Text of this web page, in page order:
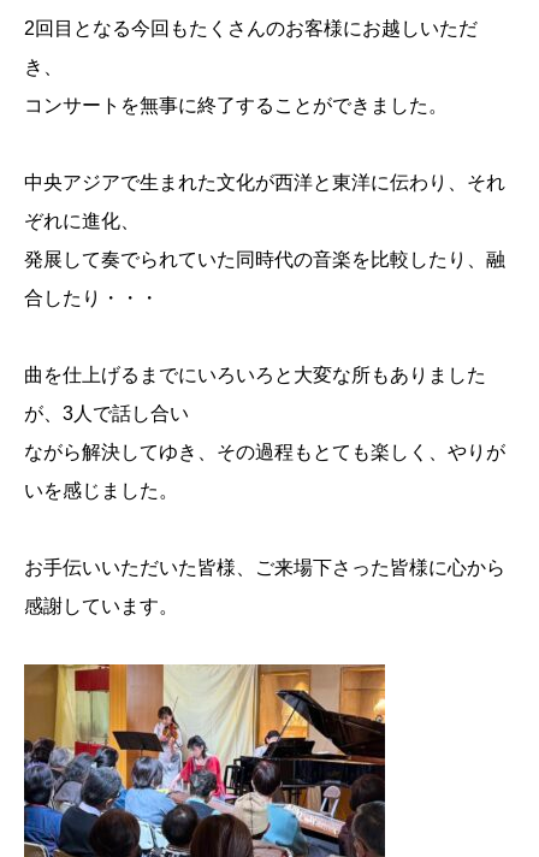
2回目となる今回もたくさんのお客様にお越しいただ
き、
コンサートを無事に終了することができました。
中央アジアで生まれた文化が西洋と東洋に伝わり、それ
ぞれに進化、
発展して奏でられていた同時代の音楽を比較したり、融
合したり・・・
曲を仕上げるまでにいろいろと大変な所もありました
が、3人で話し合い
ながら解決してゆき、その過程もとても楽しく、やりが
いを感じました。
お手伝いいただいた皆様、ご来場下さった皆様に心から
感謝しています。